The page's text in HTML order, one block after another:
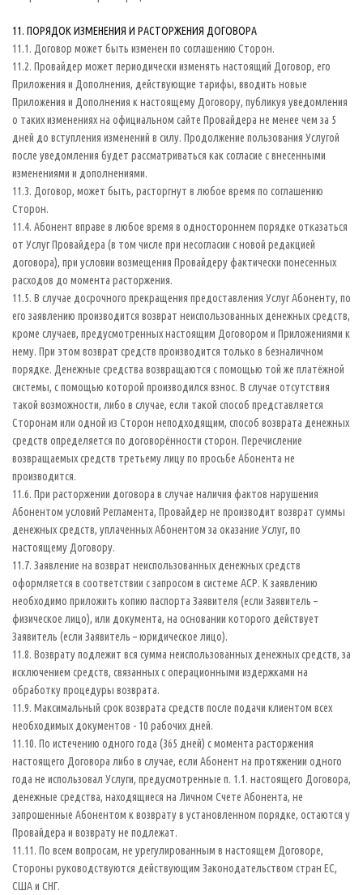
11. ПОРЯДОК ИЗМЕНЕНИЯ И РАСТОРЖЕНИЯ ДОГОВОРА
11.1. Договор может быть изменен по соглашению Сторон.
11.2. Провайдер может периодически изменять настоящий Договор, его
Приложения и Дополнения, действующие тарифы, вводить новые
Приложения и Дополнения к настоящему Договору, публикуя уведомления
о таких изменениях на официальном сайте Провайдера не менее чем за 5
дней до вступления изменений в силу. Продолжение пользования Услугой
после уведомления будет рассматриваться как согласие с внесенными
изменениями и дополнениями.
11.3. Договор, может быть, расторгнут в любое время по соглашению
Сторон.
11.4. Абонент вправе в любое время в одностороннем порядке отказаться
от Услуг Провайдера (в том числе при несогласии с новой редакцией
договора), при условии возмещения Провайдеру фактически понесенных
расходов до момента расторжения.
11.5. В случае досрочного прекращения предоставления Услуг Абоненту, по
его заявлению производится возврат неиспользованных денежных средств,
кроме случаев, предусмотренных настоящим Договором и Приложениями к
нему. При этом возврат средств производится только в безналичном
порядке. Денежные средства возвращаются с помощью той же платёжной
системы, с помощью которой производился взнос. В случае отсутствия
такой возможности, либо в случае, если такой способ представляется
Сторонам или одной из Сторон неподходящим, способ возврата денежных
средств определяется по договорённости сторон. Перечисление
возвращаемых средств третьему лицу по просьбе Абонента не
производится.
11.6. При расторжении договора в случае наличия фактов нарушения
Абонентом условий Регламента, Провайдер не производит возврат суммы
денежных средств, уплаченных Абонентом за оказание Услуг, по
настоящему Договору.
11.7. Заявление на возврат неиспользованных денежных средств
оформляется в соответствии с запросом в системе АСР. К заявлению
необходимо приложить копию паспорта Заявителя (если Заявитель –
физическое лицо), или документа, на основании которого действует
Заявитель (если Заявитель – юридическое лицо).
11.8. Возврату подлежит вся сумма неиспользованных денежных средств, за
исключением средств, связанных с операционными издержками на
обработку процедуры возврата.
11.9. Максимальный срок возврата средств после подачи клиентом всех
необходимых документов - 10 рабочих дней.
11.10. По истечению одного года (365 дней) с момента расторжения
настоящего Договора либо в случае, если Абонент на протяжении одного
года не использовал Услуги, предусмотренные п. 1.1. настоящего Договора,
денежные средства, находящиеся на Личном Счете Абонента, не
запрошенные Абонентом к возврату в установленном порядке, остаются у
Провайдера и возврату не подлежат.
11.11. По всем вопросам, не урегулированным в настоящем Договоре,
Стороны руководствуются действующим Законодательством стран ЕС,
США и СНГ.